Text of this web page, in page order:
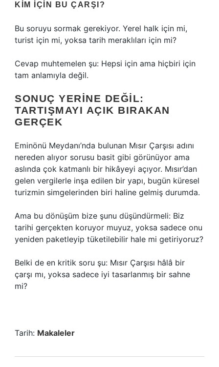
KIM IÇIN BU ÇARŞI?
Bu soruyu sormak gerekiyor. Yerel halk için mi,
turist için mi, yoksa tarih meraklıları için mi?
Cevap muhtemelen şu: Hepsi için ama hiçbiri için
tam anlamıyla değil.
SONUÇ YERINE DEĞIL:
TARTIŞMAYI AÇIK BIRAKAN
GERÇEK
Eminönü Meydanı’nda bulunan Mısır Çarşısı adını
nereden alıyor sorusu basit gibi görünüyor ama
aslında çok katmanlı bir hikâyeyi açıyor. Mısır’dan
gelen vergilerle inşa edilen bir yapı, bugün küresel
turizmin simgelerinden biri haline gelmiş durumda.
Ama bu dönüşüm bize şunu düşündürmeli: Biz
tarihi gerçekten koruyor muyuz, yoksa sadece onu
yeniden paketleyip tüketilebilir hale mi getiriyoruz?
Belki de en kritik soru şu: Mısır Çarşısı hâlâ bir
çarşı mı, yoksa sadece iyi tasarlanmış bir sahne
mi?
Tarih: Makaleler